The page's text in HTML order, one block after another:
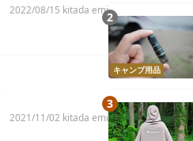
2022/08/15 kitada emi
2021/11/02 kitada emi
キャンプ用品